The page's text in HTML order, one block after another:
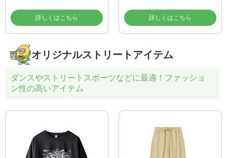
詳しくはこちら 詳しくはこちら
オリジナルストリートアイテム
ダンスやストリートスポーツなどに最適！ファッショ
ン性の高いアイテム